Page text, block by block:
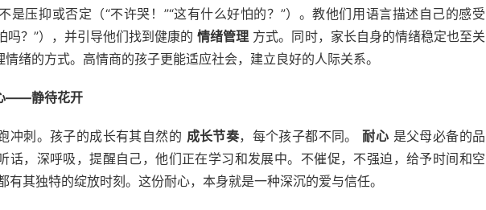
是压抑或否定（“不许哭！”“这有什么好怕的？”）。教他们用语言描述自己的感受
吗？”），并引导他们找到健康的情绪管理 方式。同时，家长自身的情绪稳定也至关
绪的方式。高情商的孩子更能适应社会，建立良好的人际关系。
——静待花开
冲刺。孩子的成长有其自然的 成长节奏，每个孩子都不同。耐心 是父母必备的品
话，深呼吸，提醒自己，他们正在学习和发展中。不催促，不强迫，给予时间和空
有其独特的绽放时刻。这份耐心，本身就是一种深沉的爱与信任。